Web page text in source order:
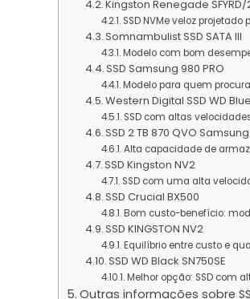
Kingston Renegade
SSD NVMe veloz
Somnambulist SSD SATA III
Modelo com bom
SSD Samsung 980 PRO
Modelo para quem
Western Digital SSD WD
SSD com altas
SSD 2 TB 870 QVO Samsung
Alta capacidade de
SSD Kingston NV2
SSD com uma alta
SSD Crucial BX500
Bom custo-benefício:
SSD KINGSTON NV2
Equilíbrio entre custo e
SSD WD Black SN750SE
Melhor opção: SSD com
Outras informações sobre